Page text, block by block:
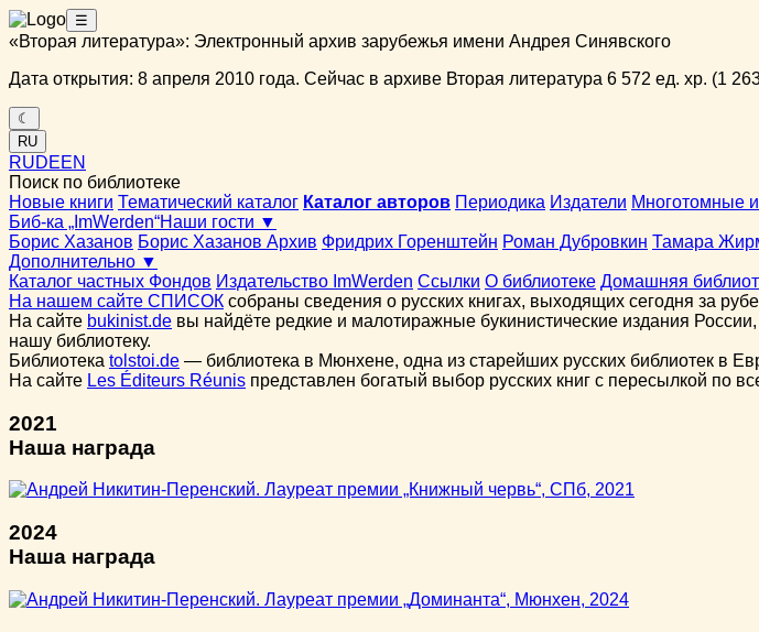
☰
«Вторая литература»: Электронный архив зарубежья имени Андрея Синявского
Дата открытия: 8 апреля 2010 года. Сейчас в архиве Вторая литература 6 572 ед. хр. (1
☾
RU
RUDEEN
Поиск по библиотеке
Новые книги Тематический каталог Каталог авторов Периодика Издатели Многотомные
Биб-ка „ImWerden“Наши гости ▼
Борис Хазанов Борис Хазанов Архив Фридрих Горенштейн Роман Дубровкин Тамара
Дополнительно ▼
Каталог частных Фондов Издательство ImWerden Ссылки О библиотеке Домашняя
На нашем сайте СПИСОК собраны сведения о русских книгах, выходящих сегодня за
На сайте bukinist.de вы найдёте редкие и малотиражные букинистические издания
нашу библиотеку.
Библиотека tolstoi.de — библиотека в Мюнхене, одна из старейших русских библиотек в
На сайте Les Éditeurs Réunis представлен богатый выбор русских книг с пересылкой по
2021
Наша награда
2024
Наша награда